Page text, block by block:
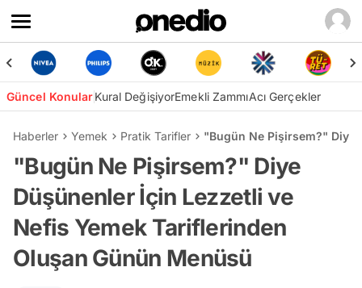
Güncel KonularKural DeğişiyorEmekli ZammıAcı Gerçekler
Haberler Yemek Pratik Tarifler "Bugün Ne Pişirsem?" Diye
"Bugün Ne Pişirsem?" Diye
Düşünenler İçin Lezzetli ve
Nefis Yemek Tariflerinden
Oluşan Günün Menüsü